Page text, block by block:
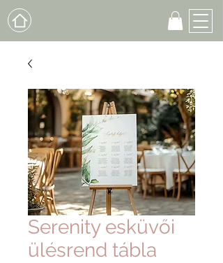
Serenity esküvői
ülésrend tábla